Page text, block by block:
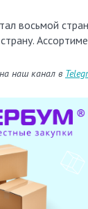
восьмой
наш канал в